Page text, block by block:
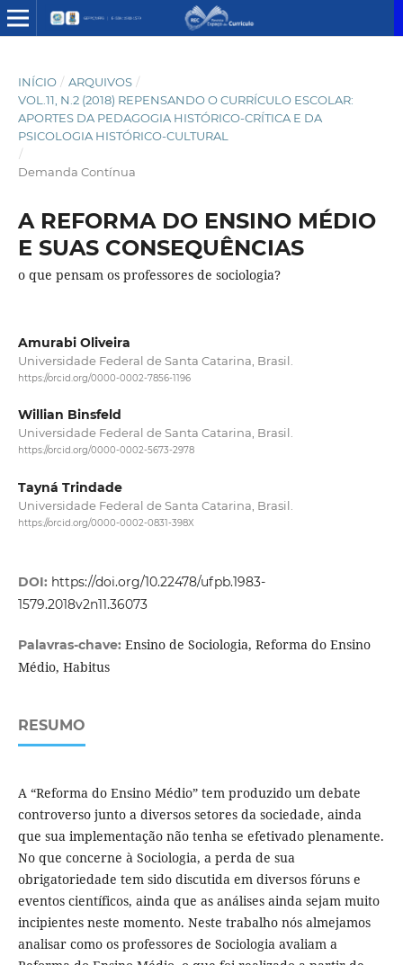
INÍCIO / ARQUIVOS /
VOL.11, N.2 (2018) REPENSANDO O CURRÍCULO ESCOLAR:
APORTES DA PEDAGOGIA HISTÓRICO-CRÍTICA E DA
PSICOLOGIA HISTÓRICO-CULTURAL
/
Demanda Contínua
A REFORMA DO ENSINO MÉDIO
E SUAS CONSEQUÊNCIAS
o que pensam os professores de sociologia?
Amurabi Oliveira
Universidade Federal de Santa Catarina, Brasil.
https://orcid.org/0000-0002-7856-1196
Willian Binsfeld
Universidade Federal de Santa Catarina, Brasil.
https://orcid.org/0000-0002-5673-2978
Tayná Trindade
Universidade Federal de Santa Catarina, Brasil.
https://orcid.org/0000-0002-0831-398X
DOI: https://doi.org/10.22478/ufpb.1983-
1579.2018v2n11.36073
Palavras-chave: Ensino de Sociologia, Reforma do Ensino
Médio, Habitus
RESUMO
A “Reforma do Ensino Médio” tem produzido um debate
controverso junto a diversos setores da sociedade, ainda
que sua implementação não tenha se efetivado plenamente.
No que concerne à Sociologia, a perda de sua
obrigatoriedade tem sido discutida em diversos fóruns e
eventos científicos, ainda que as análises ainda sejam muito
incipientes neste momento. Neste trabalho nós almejamos
analisar como os professores de Sociologia avaliam a